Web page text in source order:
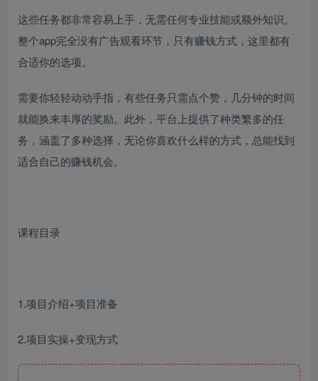
这些任务都非常容易上手，无需任何专业技能或额外知识。
整个app完全没有广告观看环节，只有赚钱方式，这里都有
合适你的选项。
需要你轻轻动动手指，有些任务只需点个赞，几分钟的时间
就能换来丰厚的奖励。此外，平台上提供了种类繁多的任
务，涵盖了多种选择，无论你喜欢什么样的方式，总能找到
适合自己的赚钱机会。
课程目录
1.项目介绍+项目准备
2.项目实操+变现方式